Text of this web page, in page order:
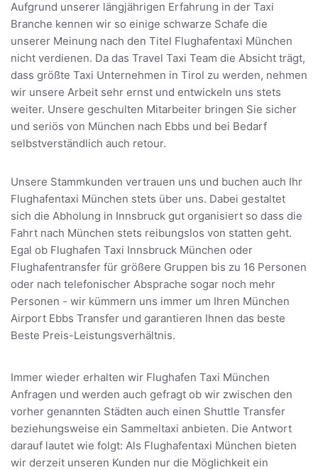
Aufgrund unserer längjährigen Erfahrung in der Taxi
Branche kennen wir so einige schwarze Schafe die
unserer Meinung nach den Titel Flughafentaxi München
nicht verdienen. Da das Travel Taxi Team die Absicht trägt,
dass größte Taxi Unternehmen in Tirol zu werden, nehmen
wir unsere Arbeit sehr ernst und entwickeln uns stets
weiter. Unsere geschulten Mitarbeiter bringen Sie sicher
und seriös von München nach Ebbs und bei Bedarf
selbstverständlich auch retour.
Unsere Stammkunden vertrauen uns und buchen auch Ihr
Flughafentaxi München stets über uns. Dabei gestaltet
sich die Abholung in Innsbruck gut organisiert so dass die
Fahrt nach München stets reibungslos von statten geht.
Egal ob Flughafen Taxi Innsbruck München oder
Flughafentransfer für größere Gruppen bis zu 16 Personen
oder nach telefonischer Absprache sogar noch mehr
Personen - wir kümmern uns immer um Ihren München
Airport Ebbs Transfer und garantieren Ihnen das beste
Beste Preis-Leistungsverhältnis.
Immer wieder erhalten wir Flughafen Taxi München
Anfragen und werden auch gefragt ob wir zwischen den
vorher genannten Städten auch einen Shuttle Transfer
beziehungsweise ein Sammeltaxi anbieten. Die Antwort
darauf lautet wie folgt: Als Flughafentaxi München bieten
wir derzeit unseren Kunden nur die Möglichkeit ein